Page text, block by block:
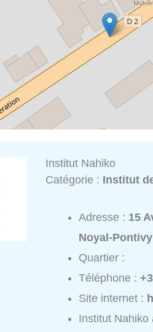
Institut Nahiko
Catégorie : Institut
Adresse : 15
Noyal-Pontivy
Quartier :
Téléphone :
Site internet :
Institut Nahiko